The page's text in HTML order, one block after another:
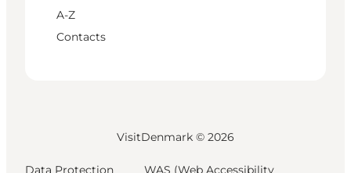
A-Z
Contacts
VisitDenmark © 2026
Data Protection WAS (Web Accessibility